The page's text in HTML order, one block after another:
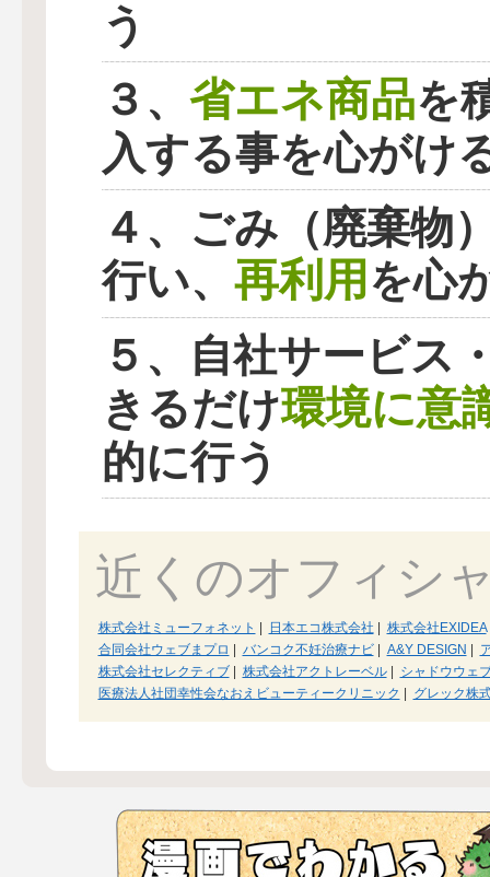
う
３、 省エネ商品を
入する事を心がけ
４、ごみ（廃棄物
行い、 再利用を心
５、自社サービス
きるだけ環境に意
的に行う
近くのオフィシ
株式会社ミューフォネット 日本エコ株式会社 株式会社EXIDEA
合同会社ウェブまプロ
バンコク不妊治療ナビ| A&Y DESIGN
株式会社セレクティブ| 株式会社アクトレーベル|
シャドウウェ
医療法人社団幸性会なおえビューティークリニック
グレック株